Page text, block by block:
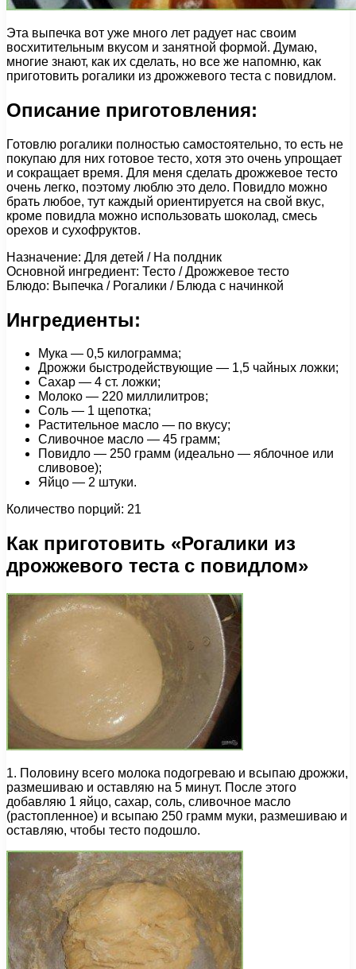
Эта выпечка вот уже много лет радует нас своим
восхитительным вкусом и занятной формой. Думаю,
многие знают, как их сделать, но все же напомню, как
приготовить рогалики из дрожжевого теста с повидлом.
Описание приготовления:
Готовлю рогалики полностью самостоятельно, то есть не
покупаю для них готовое тесто, хотя это очень упрощает
и сокращает время. Для меня сделать дрожжевое тесто
очень легко, поэтому люблю это дело. Повидло можно
брать любое, тут каждый ориентируется на свой вкус,
кроме повидла можно использовать шоколад, смесь
орехов и сухофруктов.
Назначение: Для детей / На полдник
Основной ингредиент: Тесто / Дрожжевое тесто
Блюдо: Выпечка / Рогалики / Блюда с начинкой
Ингредиенты:
Мука — 0,5 килограмма;
Дрожжи быстродействующие — 1,5 чайных ложки;
Сахар — 4 ст. ложки;
Молоко — 220 миллилитров;
Соль — 1 щепотка;
Растительное масло — по вкусу;
Сливочное масло — 45 грамм;
Повидло — 250 грамм (идеально — яблочное или
сливовое);
Яйцо — 2 штуки.
Количество порций: 21
Как приготовить «Рогалики из
дрожжевого теста с повидлом»
1. Половину всего молока подогреваю и всыпаю дрожжи,
размешиваю и оставляю на 5 минут. После этого
добавляю 1 яйцо, сахар, соль, сливочное масло
(растопленное) и всыпаю 250 грамм муки, размешиваю и
оставляю, чтобы тесто подошло.